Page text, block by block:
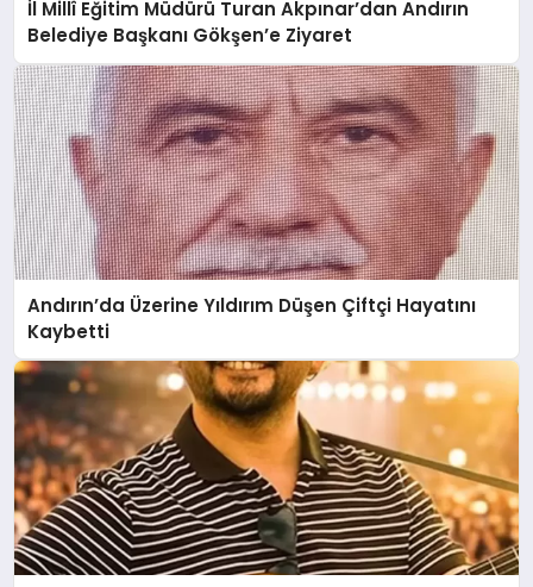
İl Millî Eğitim Müdürü Turan Akpınar’dan Andırın
Belediye Başkanı Gökşen’e Ziyaret
Andırın’da Üzerine Yıldırım Düşen Çiftçi Hayatını
Kaybetti